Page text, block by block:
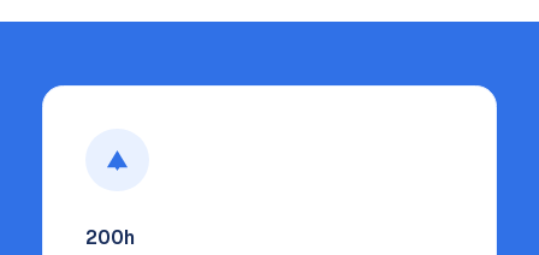
200h